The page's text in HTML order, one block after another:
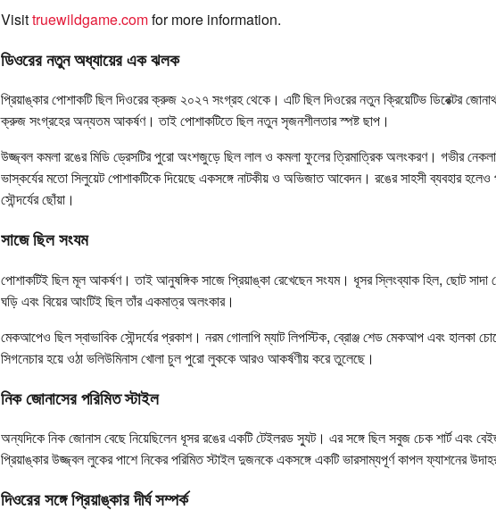
Visittruewildgame.comfor more information.
ডিওরের নতুন অধ্যায়ের এক ঝলক
প্রিয়াঙ্কার পোশাকটি ছিল দিওরের ক্রুজ ২০২৭ সংগ্রহ থেকে। এটি ছিল দিওরের নতুন ক্রিয়েটিভ ডিরেক্টর
ক্রুজ সংগ্রহের অন্যতম আকর্ষণ। তাই পোশাকটিতে ছিল নতুন সৃজনশীলতার স্পষ্ট ছাপ।
উজ্জ্বল কমলা রঙের মিডি ড্রেসটির পুরো অংশজুড়ে ছিল লাল ও কমলা ফুলের ত্রিমাত্রিক অলংকরণ। গভীর
ভাস্কর্যের মতো সিলুয়েট পোশাকটিকে দিয়েছে একসঙ্গে নাটকীয় ও অভিজাত আবেদন। রঙের সাহসী ব্যবহার
সৌন্দর্যের ছোঁয়া।
সাজে ছিল সংযম
পোশাকটিই ছিল মূল আকর্ষণ। তাই আনুষঙ্গিক সাজে প্রিয়াঙ্কা রেখেছেন সংযম। ধূসর স্লিংব্যাক হিল, ছোট সাদা
ঘড়ি এবং বিয়ের আংটিই ছিল তাঁর একমাত্র অলংকার।
মেকআপেও ছিল স্বাভাবিক সৌন্দর্যের প্রকাশ। নরম গোলাপি ম্যাট লিপস্টিক, ব্রোঞ্জ শেড মেকআপ এবং হালকা
সিগনেচার হয়ে ওঠা ভলিউমিনাস খোলা চুল পুরো লুককে আরও আকর্ষণীয় করে তুলেছে।
নিক জোনাসের পরিমিত স্টাইল
অন্যদিকে নিক জোনাস বেছে নিয়েছিলেন ধূসর রঙের একটি টেইলরড স্যুট। এর সঙ্গে ছিল সবুজ চেক শার্ট এবং
প্রিয়াঙ্কার উজ্জ্বল লুকের পাশে নিকের পরিমিত স্টাইল দুজনকে একসঙ্গে একটি ভারসাম্যপূর্ণ কাপল ফ্যাশনের
দিওরের সঙ্গে প্রিয়াঙ্কার দীর্ঘ সম্পর্ক